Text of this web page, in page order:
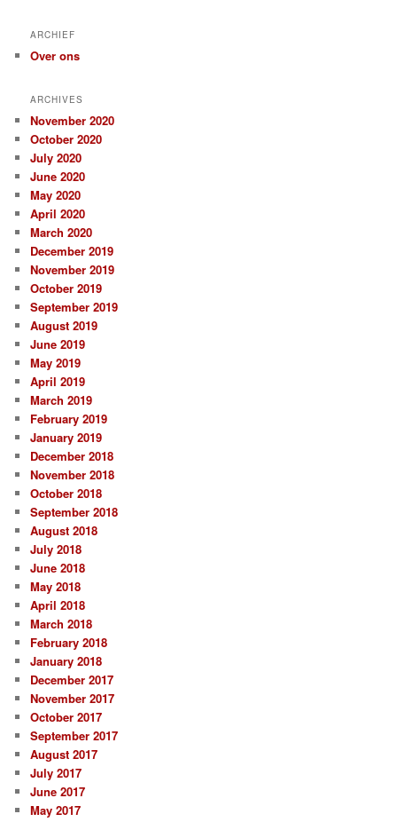
ARCHIEF
Over ons
ARCHIVES
November 2020
October 2020
July 2020
June 2020
May 2020
April 2020
March 2020
December 2019
November 2019
October 2019
September 2019
August 2019
June 2019
May 2019
April 2019
March 2019
February 2019
January 2019
December 2018
November 2018
October 2018
September 2018
August 2018
July 2018
June 2018
May 2018
April 2018
March 2018
February 2018
January 2018
December 2017
November 2017
October 2017
September 2017
August 2017
July 2017
June 2017
May 2017